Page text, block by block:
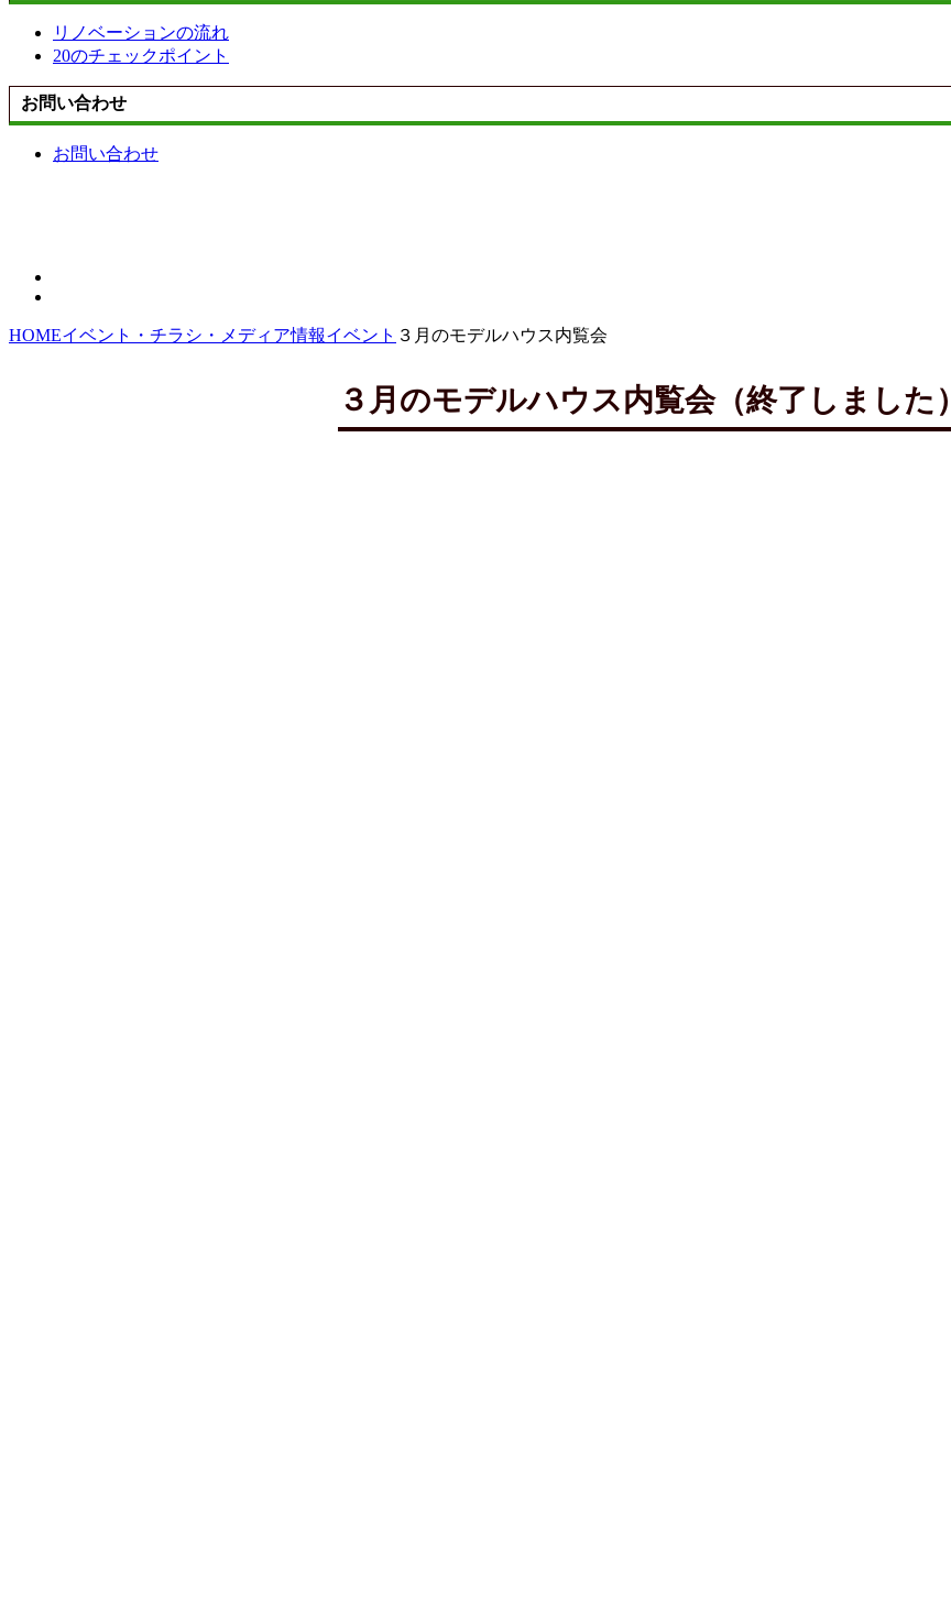
リノベーションの流れ
20のチェックポイント
お問い合わせ
お問い合わせ
HOMEイベント・チラシ・メディア情報イベント ３月のモデルハウス内覧会
３月のモデルハウス内覧会（終了しました）